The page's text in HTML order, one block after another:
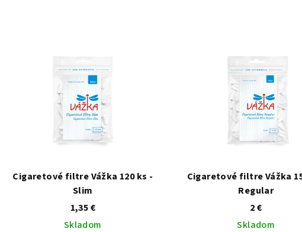
Cigaretové filtre Vážka 120 ks -
Slim
1,35 €
Skladom
Cigaretové filtre Vážka
Regular
2 €
Skladom